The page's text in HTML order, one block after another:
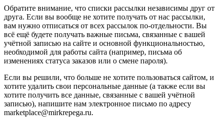
Обратите внимание, что списки рассылки независимы друг от
друга. Если вы вообще не хотите получать от нас рассылки,
вам нужно отписаться от всех рассылок по-отдельности. Вы
всё ещё будете получать важные письма, связанные с вашей
учётной записью на сайте и основной функциональностью,
необходимой для работы сайта (например, письма об
изменениях статуса заказов или о смене пароля).
Если вы решили, что больше не хотите пользоваться сайтом, и
хотите удалить свои персональные данные (а также если вы
хотите получить все данные, связанные с вашей учётной
записью), напишите нам электронное письмо по адресу
marketplace@mirkrepega.ru.